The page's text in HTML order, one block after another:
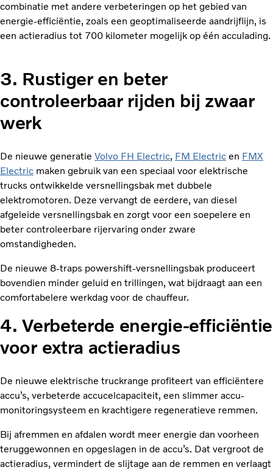
combinatie met andere verbeteringen op het gebied van
energie-efficiëntie, zoals een geoptimaliseerde aandrijflijn, is
een actieradius tot 700 kilometer mogelijk op één acculading.
3. Rustiger en beter
controleerbaar rijden bij zwaar
werk
De nieuwe generatie Volvo FH Electric, FM Electric en FMX
Electric maken gebruik van een speciaal voor elektrische
trucks ontwikkelde versnellingsbak met dubbele
elektromotoren. Deze vervangt de eerdere, van diesel
afgeleide versnellingsbak en zorgt voor een soepelere en
beter controleerbare rijervaring onder zware
omstandigheden.
De nieuwe 8-traps powershift-versnellingsbak produceert
bovendien minder geluid en trillingen, wat bijdraagt aan een
comfortabelere werkdag voor de chauffeur.
4. Verbeterde energie-efficiëntie
voor extra actieradius
De nieuwe elektrische truckrange profiteert van efficiëntere
accu’s, verbeterde accucelcapaciteit, een slimmer accu-
monitoringsysteem en krachtigere regeneratieve remmen.
Bij afremmen en afdalen wordt meer energie dan voorheen
teruggewonnen en opgeslagen in de accu’s. Dat vergroot de
actieradius, vermindert de slijtage aan de remmen en verlaagt